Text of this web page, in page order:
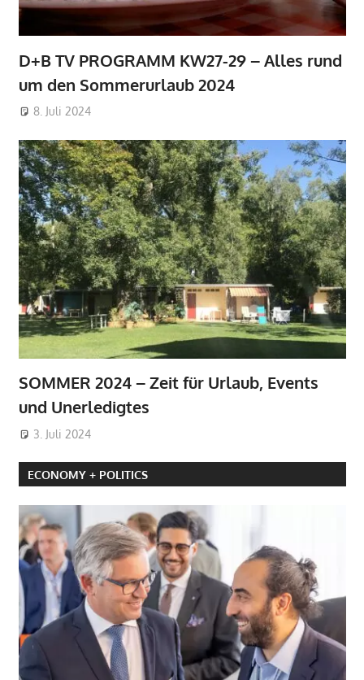
D+B TV PROGRAMM KW27-29 – Alles rund
um den Sommerurlaub 2024
8. Juli 2024
SOMMER 2024 – Zeit für Urlaub, Events
und Unerledigtes
3. Juli 2024
ECONOMY + POLITICS